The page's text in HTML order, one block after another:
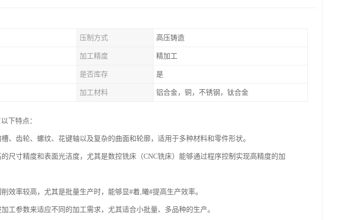
压制方式 高压铸造
加工精度 精加工
是否库存 是
加工材料 铝合金，铜，不锈钢，钛合金
下特点：
、齿轮、螺纹、花键轴以及复杂的曲面和轮廓，适用于多种材料和零件形状。
尺寸精度和表面光洁度，尤其是数控铣床（CNC铣床）能够通过程序控制实现高精度的加
效率较高，尤其是批量生产时，能够显#着,曦#提高生产效率。
工参数来适应不同的加工需求，尤其适合小批量、多品种的生产。